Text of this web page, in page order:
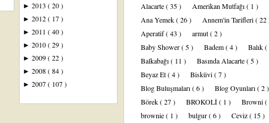
► 2013 ( 20 )
► 2012( 17 )
► 2011 ( 40 )
► 2010( 29 )
► 2009( 22 )
► 2008( 84 )
► 2007( 107 )
Alacarte( 35 ) Amerikan Mutfağı( 1 )
Ana Yemek( 26 ) Annem'in Tarifleri( 22
Aperatif( 43 ) armut( 2 )
Baby Shower( 5 ) Badem( 4 ) Balık(
Balkabağı( 11 ) Basında Alacarte( 5 )
Beyaz Et( 4 ) Bisküvi( 7 )
Blog Buluşmaları( 6 ) Blog Oyunları( 2 )
Börek( 27 ) BROKOLİ( 1 ) Browni(
brownie( 1 ) bulgur( 6 ) Ceviz( 15 )